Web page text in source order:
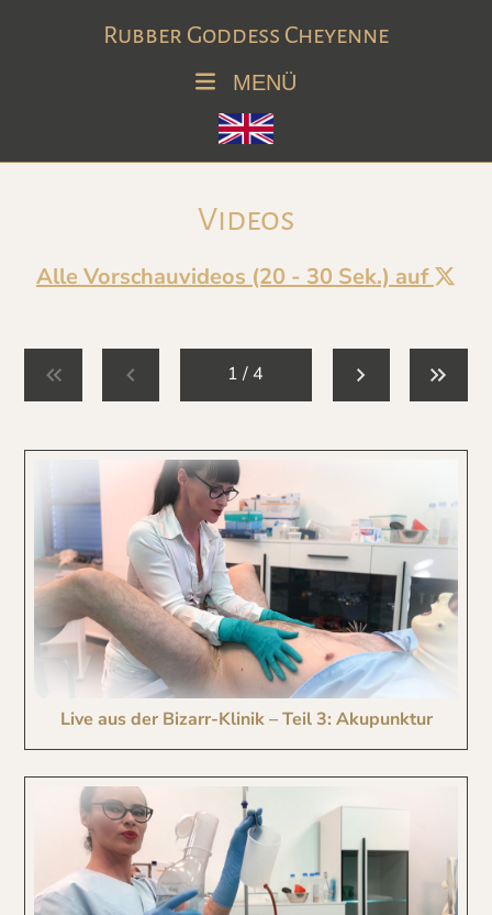
Rubber Goddess Cheyenne
MENÜ
Videos
Alle Vorschauvideos (20 - 30 Sek.) auf
1 / 4
Live aus der Bizarr-Klinik – Teil 3: Akupunktur